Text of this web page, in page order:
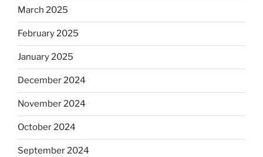
March 2025
February 2025
January 2025
December 2024
November 2024
October 2024
September 2024